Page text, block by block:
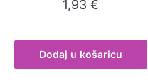
1,93€
Dodaj u košaricu